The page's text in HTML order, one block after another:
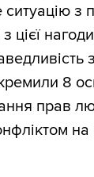
ситуацію
цієї
8
прав
на